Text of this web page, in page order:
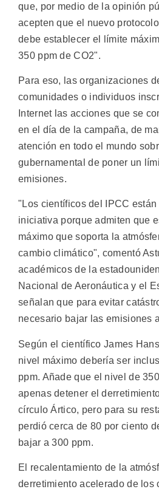
que, por medio de la opinión
acepten que el nuevo
debe establecer el límite
350 ppm de CO2".
Para eso, las organizaciones
comunidades o individuos
Internet las acciones que se
en el día de la campaña, de
atención en todo el mundo
gubernamental de poner un
emisiones.
"Los científicos del IPCC están
iniciativa porque admiten que
máximo que soporta la
cambio climático", comentó
académicos de la
Nacional de Aeronáutica y el
señalan que para evitar
necesario bajar las emisiones
Según el científico James
nivel máximo debería ser
ppm. Añade que el nivel de
apenas detener el
círculo Ártico, pero para su
perdió cerca de 80 por ciento
bajar a 300 ppm.
El recalentamiento de la
derretimiento acelerado de los